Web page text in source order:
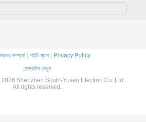
সম্পর্কে| সাইট ম্যাপ | Privacy Policy
ডেস্কটপ দেখুন
Shenzhen South-Yusen Electron Co.,Ltd.
All rights reserved.